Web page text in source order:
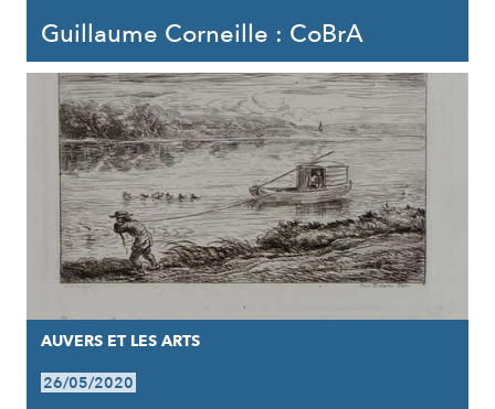
Guillaume Corneille : CoBrA
AUVERS ET LES ARTS
26/05/2020